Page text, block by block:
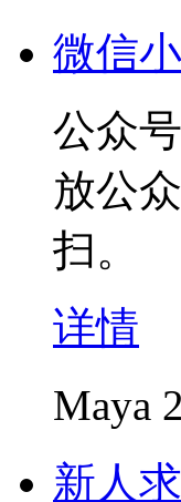
微信
公众
放公
扫。
详情
Maya
新人